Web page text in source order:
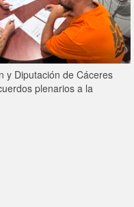
y Diputación de Cáceres
plenarios a la